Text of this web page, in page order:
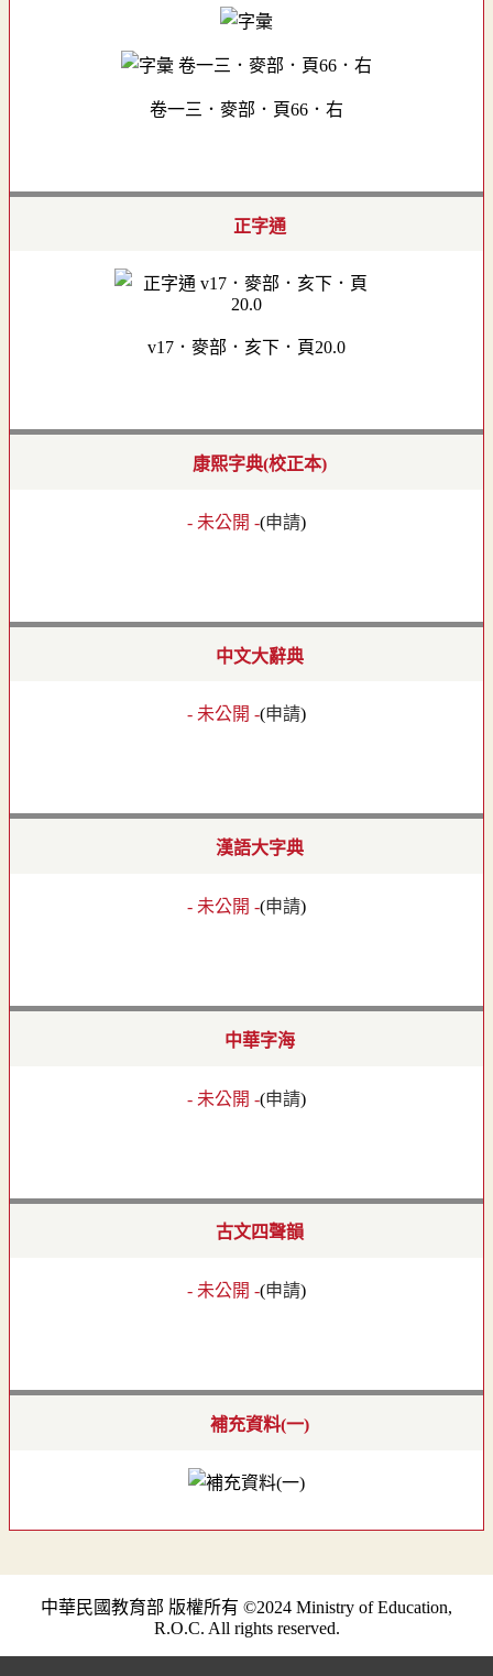
卷一三．麥部．頁66．右
正字通
v17．麥部．亥下．頁20.0
康熙字典(校正本)
- 未公開 -(申請)
中文大辭典
- 未公開 -(申請)
漢語大字典
- 未公開 -(申請)
中華字海
- 未公開 -(申請)
古文四聲韻
- 未公開 -(申請)
補充資料(一)
中華民國教育部 版權所有 ©2024 Ministry of Education,
R.O.C. All rights reserved.